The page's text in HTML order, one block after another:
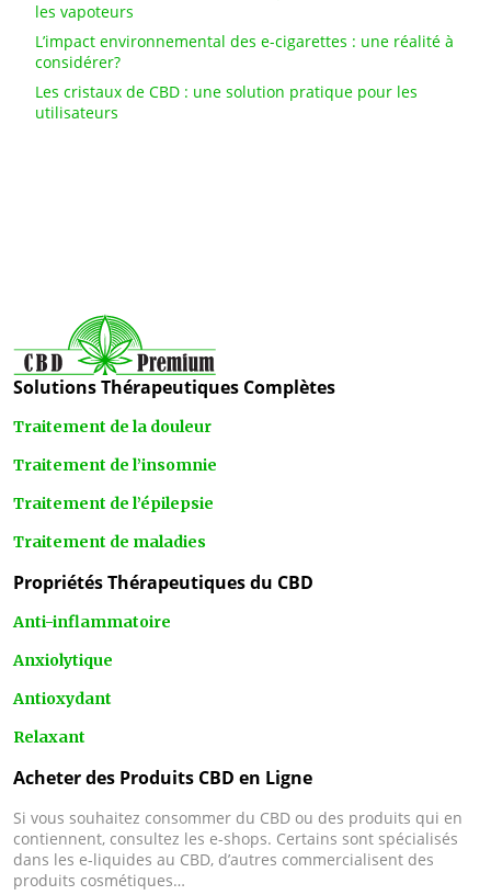
les vapoteurs
L’impact environnemental des e-cigarettes : une réalité à
considérer?
Les cristaux de CBD : une solution pratique pour les
utilisateurs
Solutions Thérapeutiques Complètes
Traitement de la douleur
Traitement de l’insomnie
Traitement de l’épilepsie
Traitement de maladies
Propriétés Thérapeutiques du CBD
Anti-inflammatoire
Anxiolytique
Antioxydant
Relaxant
Acheter des Produits CBD en Ligne
Si vous souhaitez consommer du CBD ou des produits qui en
contiennent, consultez les e-shops. Certains sont spécialisés
dans les e-liquides au CBD, d’autres commercialisent des
produits cosmétiques…